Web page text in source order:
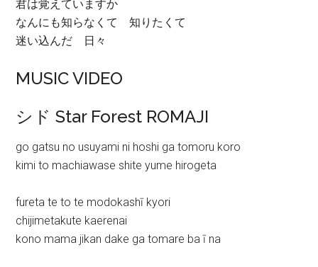
君は覚えていますか
なんにも知らなくて 知りたくて
迷い込んだ 日々
MUSIC VIDEO
シド Star Forest ROMAJI
go gatsu no usuyami ni hoshi ga tomoru koro
kimi to machiawase shite yume hirogeta
fureta te to te modokashī kyori
chijimetakute kaerenai
kono mama jikan dake ga tomare ba ī na